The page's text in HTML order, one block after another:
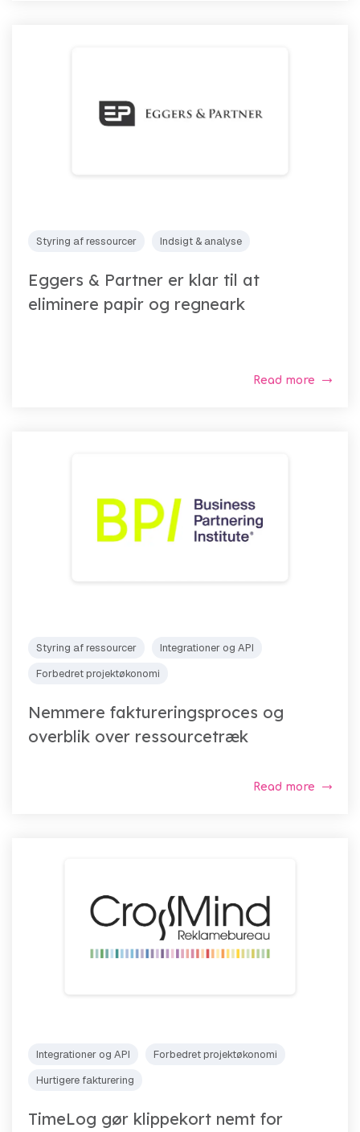
Styring af ressourcer Indsigt & analyse
Eggers & Partner er klar til at
eliminere papir og regneark
Read more
Styring af ressourcer
Integrationer og API
Forbedret projektøkonomi
Nemmere faktureringsproces og
overblik over ressourcetræk
Read more
Integrationer og API
Forbedret projektøkonomi
Hurtigere fakturering
TimeLog gør klippekort nemt for